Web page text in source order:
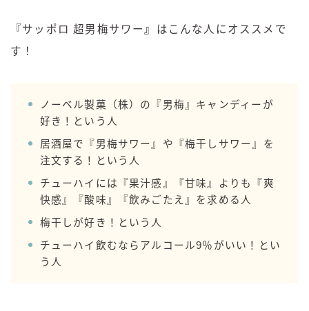
『サッポロ 超男梅サワー 』 はこんな人にオススメで
す！
ノーベル製菓（株）の『男梅』キャンディーが
好き！という人
居酒屋で『男梅サワー』や『梅干しサワー』を
注文する！という人
チューハイには『果汁感』『甘味』よりも『爽
快感』『酸味』『飲みごたえ』を求める人
梅干しが好き！という人
チューハイ飲むならアルコール9％がいい！とい
う人